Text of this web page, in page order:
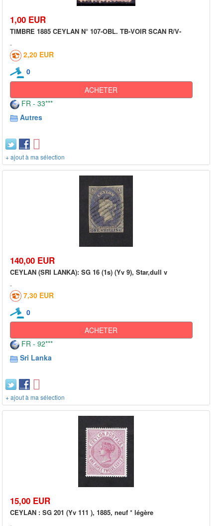
1,00 EUR
TIMBRE 1885 CEYLAN N° 107-OBL. TB-VOIR SCAN R/V-
2,20 EUR
0
ACHETER
FR - 33***
Autres
+ ajout à ma sélection
140,00 EUR
CEYLAN (SRI LANKA): SG 16 (1s) (Yv 9), Star,dull v
7,30 EUR
0
ACHETER
FR - 92***
Sri Lanka
+ ajout à ma sélection
15,00 EUR
CEYLAN : SG 201 (Yv 111 ), 1885, neuf * légère